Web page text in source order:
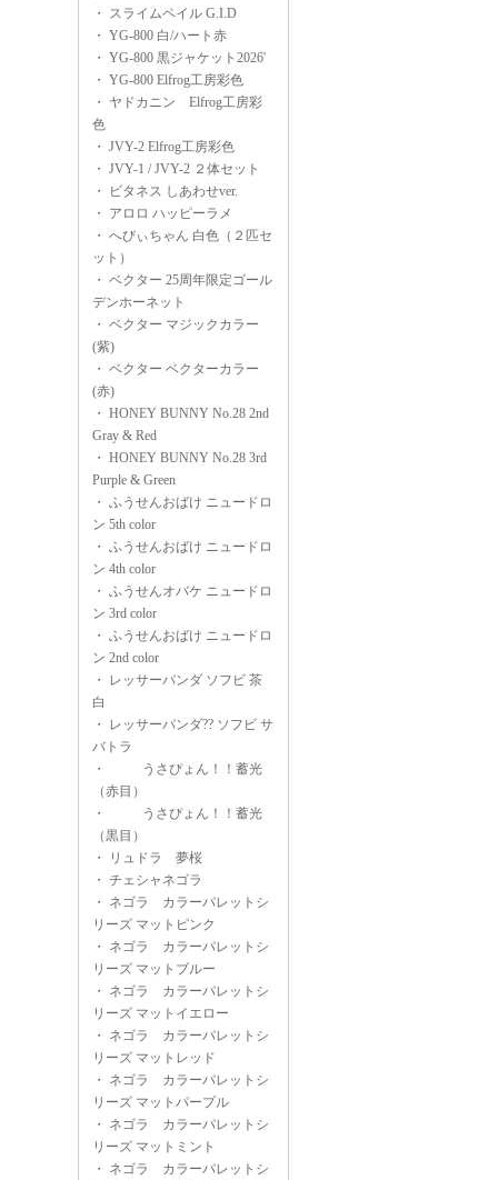
・ スライムペイル G.I.D
・ YG-800 白/ハート赤
・ YG-800 黒ジャケット2026'
・ YG-800 Elfrog工房彩色
・ ヤドカニン Elfrog工房彩
色
・ JVY-2 Elfrog工房彩色
・ JVY-1 / JVY-2 ２体セット
・
ビタネス しあわせver.
・ アロロ ハッピーラメ
・ へびぃちゃん 白色（２匹セ
ット）
・ ベクター 25周年限定ゴール
デンホーネット
・ ベクター マジックカラー
(紫)
・ ベクター ベクターカラー
(赤)
・ HONEY BUNNY No.28 2nd
Gray & Red
・ HONEY BUNNY No.28 3rd
Purple & Green
・ ふうせんおばけ ニュードロ
ン 5th color
・ ふうせんおばけ ニュードロ
ン 4th color
・ ふうせんオバケ ニュードロ
ン 3rd color
・ ふうせんおばけ ニュードロ
ン 2nd color
・
レッサーパンダ ソフビ 茶
白
・
レッサーパンダ?? ソフビ サ
バトラ
・
うさぴょん！！蓄光
（赤目）
・
うさぴょん！！蓄光
（黒目）
・
リュドラ 夢桜
・ チェシャネゴラ
・ ネゴラ カラーパレットシ
リーズ マットピンク
・ ネゴラ カラーパレットシ
リーズ マットブルー
・ ネゴラ カラーパレットシ
リーズ マットイエロー
・ ネゴラ カラーパレットシ
リーズ マットレッド
・ ネゴラ カラーパレットシ
リーズ マットパープル
・ ネゴラ カラーパレットシ
リーズ マットミント
・ ネゴラ カラーパレットシ